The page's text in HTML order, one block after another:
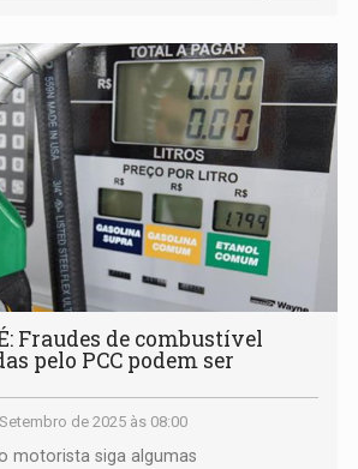
Fraudes de combustível
pelo PCC podem ser
de 2025 às 08:00
motorista siga algumas